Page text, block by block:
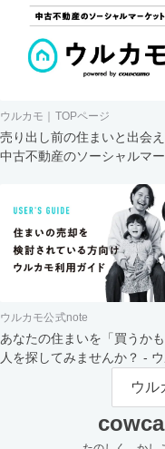
ウルカモ｜TOPページ
売り出し前の住まいと出会え
中古不動産のソーシャルマ
ウルカモ公式note
あなたの住まいを「買うか
人を探してみませんか？ - ウ
ウル